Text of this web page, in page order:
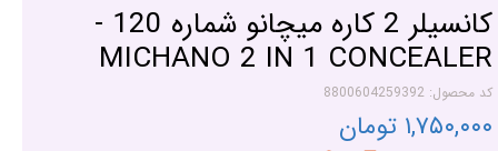
کانسیلر 2 کاره میچانو شماره 120 -
MICHANO 2 IN 1 CONCEALER
کد محصول: 8800604259392
۱,۷۵۰,۰۰۰ تومان